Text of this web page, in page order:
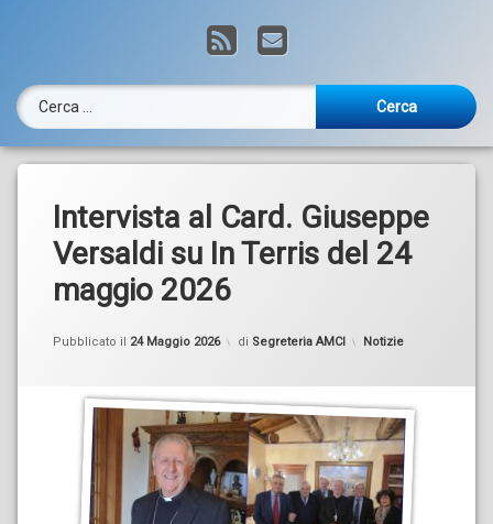
RSS Email
Ricerca per:
Intervista al Card. Giuseppe
Versaldi su In Terris del 24
maggio 2026
Pubblicato il 24 Maggio 2026 di Segreteria AMCI Categorie:
Notizie